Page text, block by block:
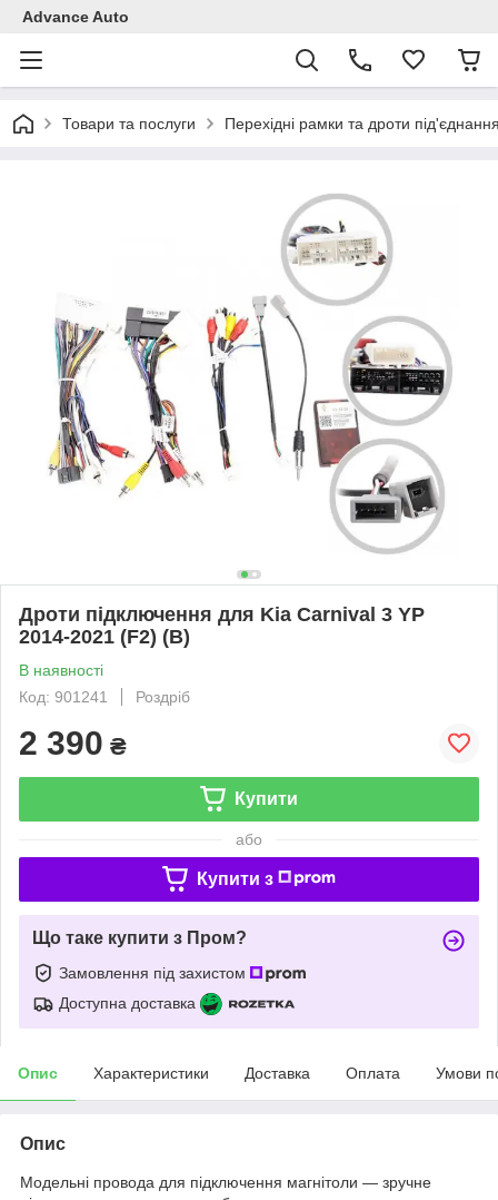
Advance Auto
Товари та послуги Перехідні рамки та дроти
Дроти підключення для Kia Carnival 3 YP
2014-2021 (F2) (B)
В наявності
Код: 901241
Роздріб
2 390 ₴
Купити
або
Купити з
Що таке купити з Пром?
Замовлення під захистом
Доступна доставка
Опис Характеристики Доставка Оплата Умови
Опис
Модельні провода для підключення магнітоли — зручне